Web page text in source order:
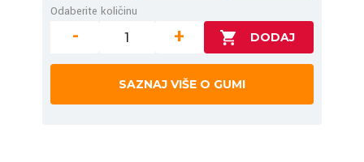
Odaberite količinu
- +
SAZNAJ VIŠE O GUMI